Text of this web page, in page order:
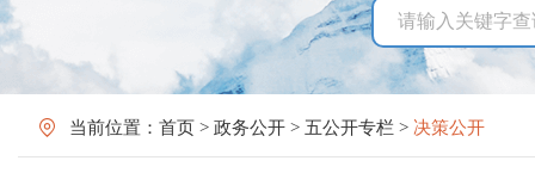
当前位置： 首页 > 政务公开 > 五公开专栏 > 决策公开